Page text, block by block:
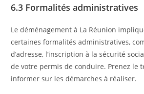
6.3 Formalités administratives
Le déménagement à La Réunion
certaines formalités administratives,
d’adresse, l’inscription à la sécurité
de votre permis de conduire. Prenez le
informer sur les démarches à réaliser.